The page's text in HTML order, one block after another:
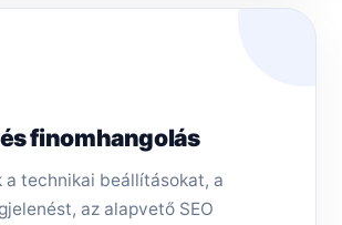
finomhangolás
a technikai beállításokat, a
az alapvető SEO